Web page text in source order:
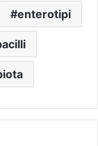
enterotipi